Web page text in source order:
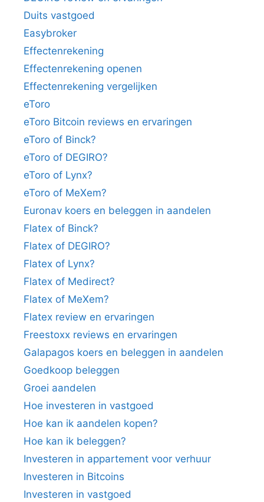
Duits vastgoed
Easybroker
Effectenrekening
Effectenrekening openen
Effectenrekening vergelijken
eToro
eToro Bitcoin reviews en ervaringen
eToro of Binck?
eToro of DEGIRO?
eToro of Lynx?
eToro of MeXem?
Euronav koers en beleggen in aandelen
Flatex of Binck?
Flatex of DEGIRO?
Flatex of Lynx?
Flatex of Medirect?
Flatex of MeXem?
Flatex review en ervaringen
Freestoxx reviews en ervaringen
Galapagos koers en beleggen in aandelen
Goedkoop beleggen
Groei aandelen
Hoe investeren in vastgoed
Hoe kan ik aandelen kopen?
Hoe kan ik beleggen?
Investeren in appartement voor verhuur
Investeren in Bitcoins
Investeren in vastgoed